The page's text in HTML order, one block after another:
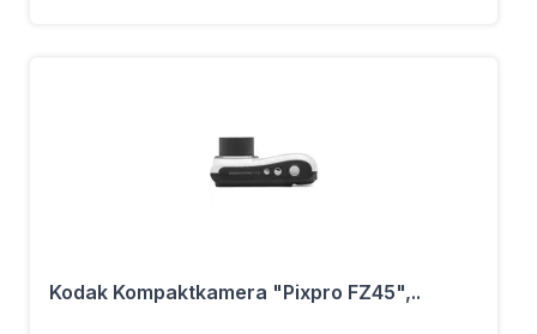
Kodak Kompaktkamera "Pixpro FZ45",..